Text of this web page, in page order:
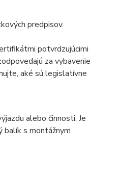
predpisov.
potvrdzujúcimi
za vybavenie
aké sú legislatívne
alebo činnosti. Je
balík s montážnym